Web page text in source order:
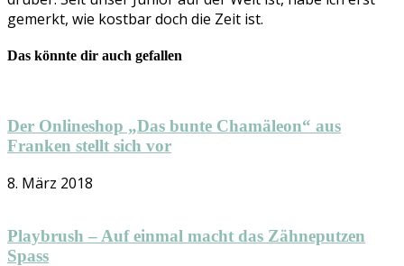
gemerkt, wie kostbar doch die Zeit ist.
Das könnte dir auch gefallen
Der Onlineshop „Das bunte Chamäleon“ aus
Franken stellt sich vor
8. März 2018
Playbrush – Auf einmal macht das Zähneputzen
Spass